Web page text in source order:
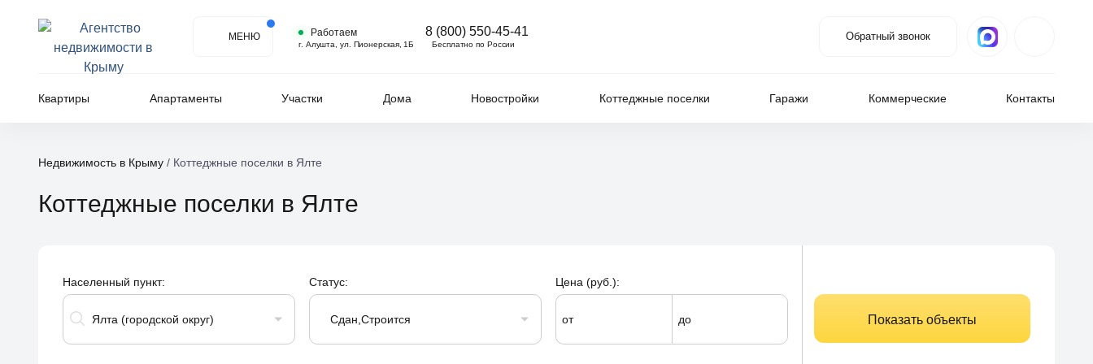
МЕНЮ Работаем
г. Алушта, ул. Пионерская, 1Б
8 (800) 550-45-41
Бесплатно по России
Обратный звонок
Квартиры Апартаменты Участки Дома Новостройки Коттеджные поселки Гаражи Коммерческие Контакты
Недвижимость в Крыму / Коттеджные поселки в Ялте
Коттеджные поселки в Ялте
Населенный пункт:
Ялта (городской округ)
Статус:
Сдан,Строится
Цена (руб.):
от до Показать объекты